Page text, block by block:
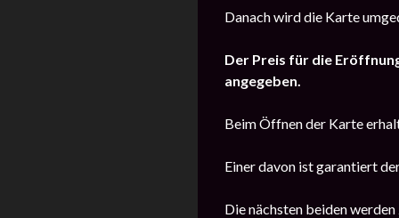
Danach wird die Karte
Der Preis für die
angegeben.
Beim Öffnen der Karte
Einer davon ist garantiert
Die nächsten beiden